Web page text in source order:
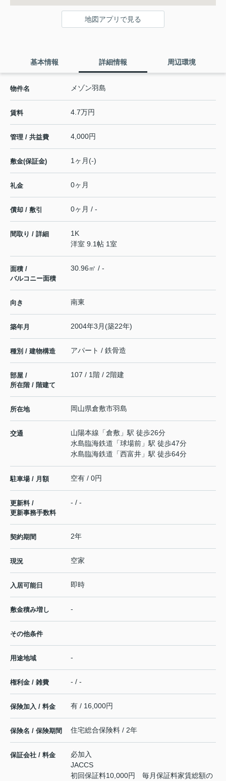
地図アプリで見る
基本情報 詳細情報 周辺環境
物件名 メゾン羽島
賃料 4.7万円
管理 / 共益費 4,000円
敷金(保証金) 1ヶ月(-)
礼金 0ヶ月
償却 / 敷引 0ヶ月 / -
間取り / 詳細
1K
洋室 9.1帖 1室
面積 /
バルコニー面積
30.96㎡ / -
向き 南東
築年月 2004年3月(築22年)
種別 / 建物構造 アパート / 鉄骨造
部屋 /
所在階 / 階建て
107 / 1階 / 2階建
所在地 岡山県倉敷市羽島
交通 山陽本線 「倉敷 」駅 徒歩26分
水島臨海鉄道 「球場前 」駅 徒歩47分
水島臨海鉄道 「西富井 」駅 徒歩64分
駐車場 / 月額 空有 / 0円
更新料 /
更新事務手数料
- / -
契約期間 2年
現況 空家
入居可能日 即時
敷金積み増し -
その他条件
用途地域 -
権利金 / 雑費 - / -
保険加入 / 料金 有 / 16,000円
保険名 / 保険期間 住宅総合保険料 / 2年
保証会社 / 料金
必加入
JACCS
初回保証料10,000円 毎月保証料家賃総額の